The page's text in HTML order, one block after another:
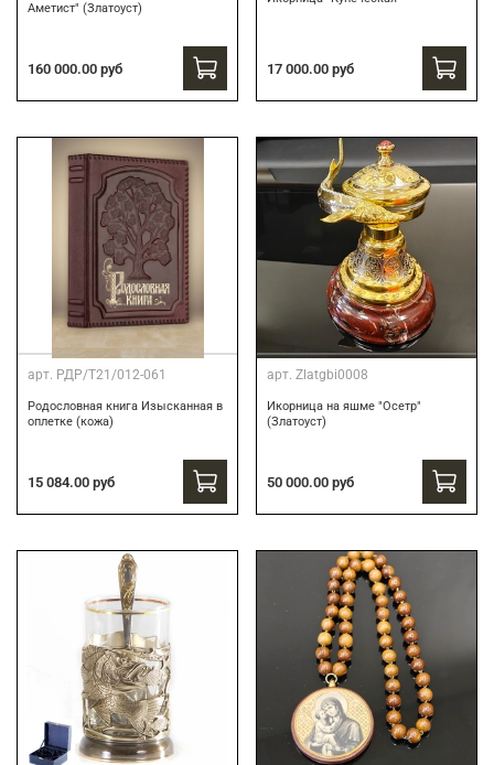
Аметист" (Златоуст)
160 000.00 руб 17 000.00 руб
арт. РДР/Т21/012-061
Родословная книга Изысканная в
оплетке (кожа)
15 084.00 руб
арт. Zlatgbi0008
Икорница на яшме "Осетр"
(Златоуст)
50 000.00 руб